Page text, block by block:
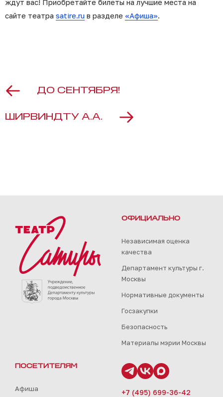
ждут вас! Приобретайте билеты на лучшие места на
сайте театра satire.ru в разделе «Афиша».
ДО СЕНТЯБРЯ!
ШИРВИНДТУ А.А.
ОФИЦИАЛЬНО
Независимая оценка
качества
Департамент культуры г.
Москвы
Нормативные документы
Госзакупки
Безопасность
Материалы мэрии Москвы
ПОСЕТИТЕЛЯМ
Афиша
+7 (495) 699-36-42